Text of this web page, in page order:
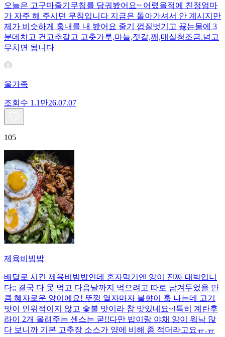
오늘은 고구마줄기무침를 담궈봤어요~ 어렸을적에 친정엄마
가 자주 해 주시던 무침입니다 지금은 돌아가셔서 안 계시지만
제가 비슷하게 훙내를 내 봤어요 줄기 껍질벗기고 끓는물에 3
분데치고 건고추갈고 고춧가루,마늘,젓갈,깨,매실청조금.넘고
무치면 됩니다
울가족
조회수 1.1만26.07.07
105
제육비빔밥
배달로 시킨 제육비빔밥인데 혼자먹기엔 양이 진짜 대박입니
다;; 결국 다 못 먹고 다음날까지 먹으려고 따로 남겨두었을 만
큼 혜자로운 양이에요! 뚜껑 열자마자 불향이 훅 나는데 고기
맛이 인위적이지 않고 숯불 맛이라 참 맛있네요~!특히 계란후
라이 2개 올려주는 센스는 굳!! ​다만 밥이랑 야채 양이 워낙 많
다 보니까 기본 고추장 소스가 양에 비해 좀 적더라고요ㅠ.ㅠ